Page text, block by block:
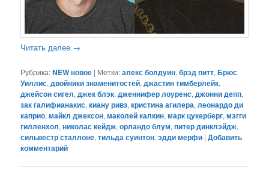
Читать далее →
Рубрика:NEW новое | Метки:алекс болдуин,брэд питт,Брюс
Уиллис,двойники знаменитостей,джастин тимберлейк,
джейсон сигел,джек блэк,дженнифер лоуренс,джонни депп,
зак галифианакис,киану ривз,кристина агилера,леонардо ди
каприо,майкл джексон,маколей калкин,марк цукерберг,мэгги
гилленхол,николас кейдж,орландо блум,питер динклэйдж,
сильвестр сталлоне,тильда суинтон,эдди мерфи |Добавить
комментарий